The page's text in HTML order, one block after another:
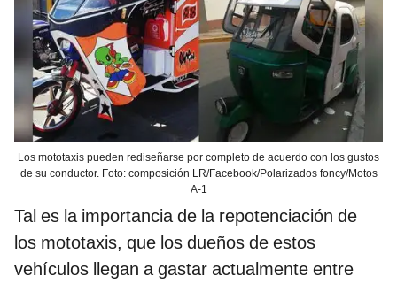
Los mototaxis pueden rediseñarse por completo de acuerdo con los gustos
de su conductor. Foto: composición LR/Facebook/Polarizados foncy/Motos
A-1
Tal es la importancia de la repotenciación de
los mototaxis, que los dueños de estos
vehículos llegan a gastar actualmente entre